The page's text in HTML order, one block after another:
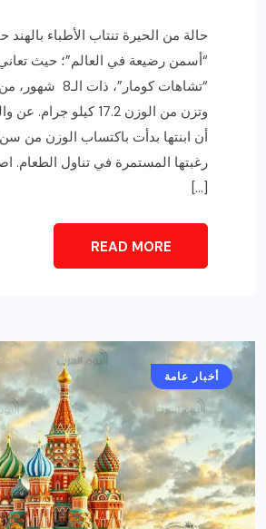
حالة من الحيرة تنتاب الأطباء بالهند
“أسمن رضيعة في العالم”؛ حيث
“تشاهات كومار”،
وتزن من الوزن 17.2 كيلو
رغبتها المستمرة في تناول الطعام.
[…]
READ MORE
أخبار عامة